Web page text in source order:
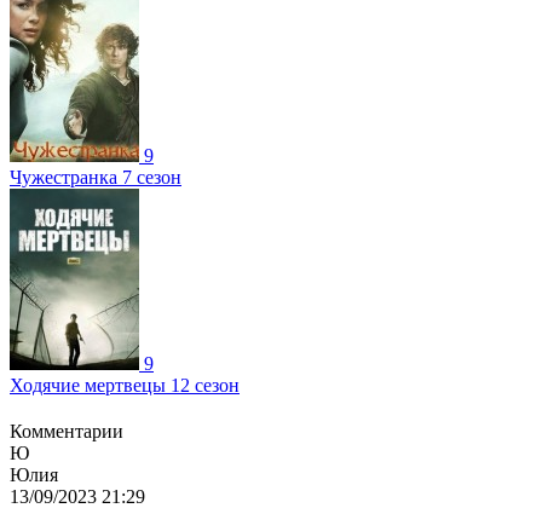
9
Чужестранка 7 сезон
9
Ходячие мертвецы 12 сезон
Комментарии
Ю
Юлия
13/09/2023 21:29